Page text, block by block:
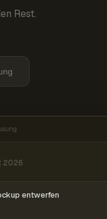
Rest.
2026
entwerfen